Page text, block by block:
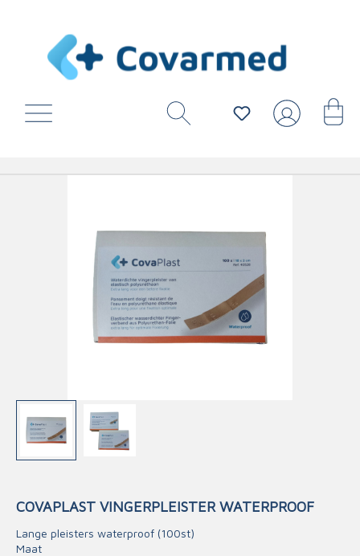
COVAPLAST VINGERPLEISTER WATERPROOF
Lange pleisters waterproof (100st)
Maat